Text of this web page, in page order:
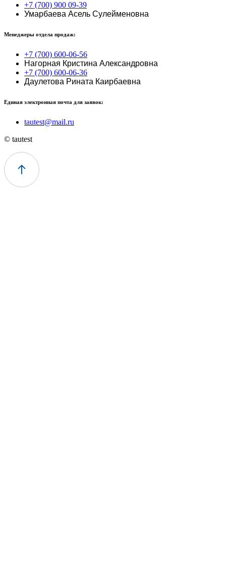
+7 (700) 900 09-39
Умарбаева Асель Сулейменовна
Менеджеры отдела продаж:
+7 (700) 600-06-56
Нагорная Кристина Александровна
+7 (700) 600-06-36
Даулетова Рината Каирбаевна
Единая электронная почта для заявок:
tautest@mail.ru
© tautest